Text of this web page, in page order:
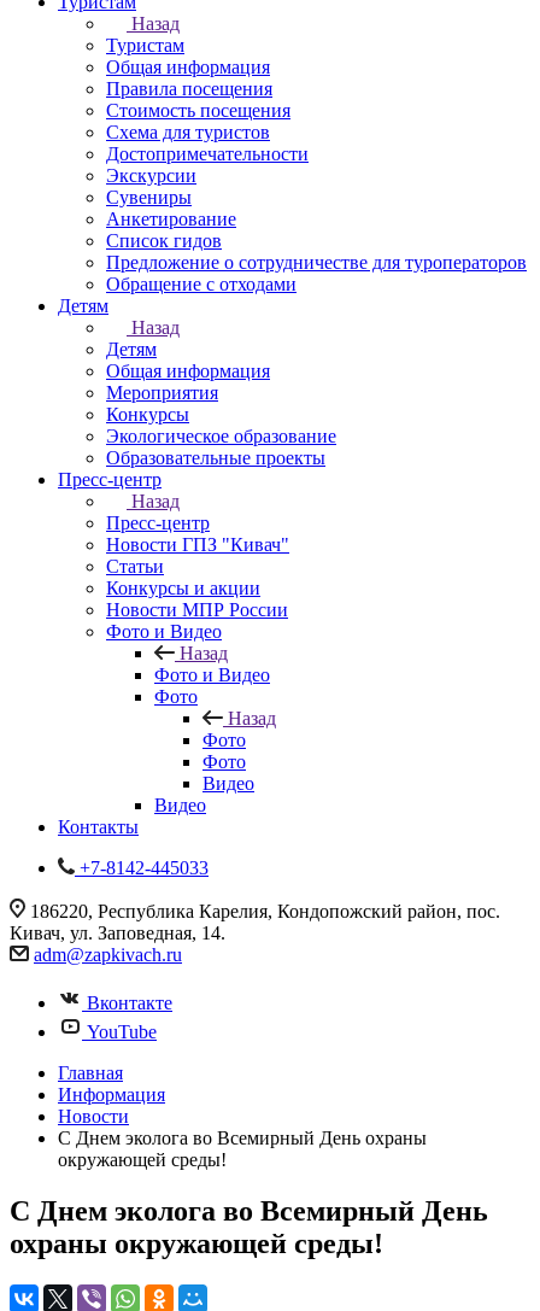
Назад
Туристам
Общая информация
Правила посещения
Стоимость посещения
Схема для туристов
Достопримечательности
Экскурсии
Сувениры
Анкетирование
Список гидов
Предложение о сотрудничестве для туроператоров
Обращение с отходами
Детям
Назад
Детям
Общая информация
Мероприятия
Конкурсы
Экологическое образование
Образовательные проекты
Пресс-центр
Назад
Пресс-центр
Новости ГПЗ "Кивач"
Статьи
Конкурсы и акции
Новости МПР России
Фото и Видео
Назад
Фото и Видео
Фото
Назад
Фото
Фото
Видео
Видео
Контакты
+7-8142-445033
186220, Республика Карелия, Кондопожский район, пос.
Кивач, ул. Заповедная, 14.
adm@zapkivach.ru
Вконтакте
YouTube
Главная
Информация
Новости
С Днем эколога во Всемирный День охраны
окружающей среды!
С Днем эколога во Всемирный День
охраны окружающей среды!